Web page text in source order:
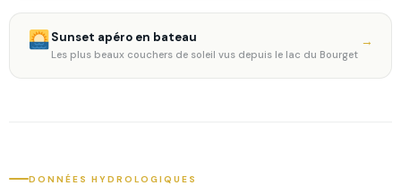
Sunset apéro en bateau
Les plus beaux couchers de soleil vus depuis le lac du Bourget
→
DONNÉES HYDROLOGIQUES